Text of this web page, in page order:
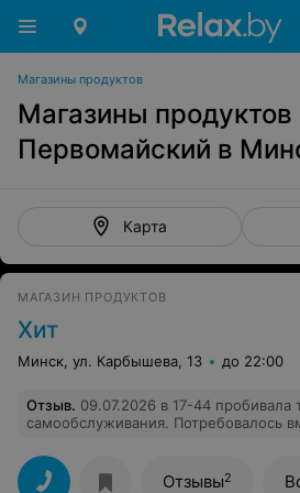
Магазины продуктов
Магазины продуктов
Первомайский в
Карта
МАГАЗИН ПРОДУКТОВ
Хит
Минск, ул. Карбышева, 13 до 22:00
Отзыв. 09.07.2026 в 17-44 пробивала
самообслуживания. Потребовалось
попросила ее нажать на нужную
рассчитав покупателя, стала
Отзывы2